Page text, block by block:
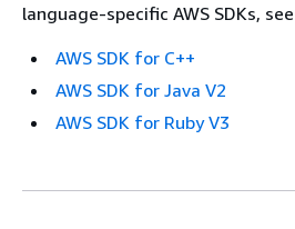
language-specific AWS SDKs,
AWS SDK for C++
AWS SDK for Java V2
AWS SDK for Ruby V3